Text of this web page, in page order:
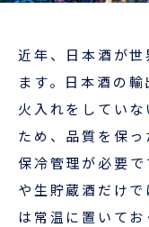
近年、日本酒が
ます。日本酒の
火入れをしてい
ため、品質を保
保冷管理が必要
や生貯蔵酒だけ
は常温に置いて